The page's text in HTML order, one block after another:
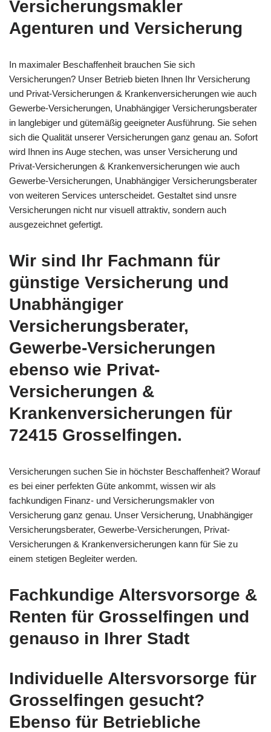
Versicherungsmakler
Agenturen und Versicherung
In maximaler Beschaffenheit brauchen Sie sich
Versicherungen? Unser Betrieb bieten Ihnen Ihr Versicherung
und Privat-Versicherungen & Krankenversicherungen wie auch
Gewerbe-Versicherungen, Unabhängiger Versicherungsberater
in langlebiger und gütemäßig geeigneter Ausführung. Sie sehen
sich die Qualität unserer Versicherungen ganz genau an. Sofort
wird Ihnen ins Auge stechen, was unser Versicherung und
Privat-Versicherungen & Krankenversicherungen wie auch
Gewerbe-Versicherungen, Unabhängiger Versicherungsberater
von weiteren Services unterscheidet. Gestaltet sind unsre
Versicherungen nicht nur visuell attraktiv, sondern auch
ausgezeichnet gefertigt.
Wir sind Ihr Fachmann für
günstige Versicherung und
Unabhängiger
Versicherungsberater,
Gewerbe-Versicherungen
ebenso wie Privat-
Versicherungen &
Krankenversicherungen für
72415 Grosselfingen.
Versicherungen suchen Sie in höchster Beschaffenheit? Worauf
es bei einer perfekten Güte ankommt, wissen wir als
fachkundigen Finanz- und Versicherungsmakler von
Versicherung ganz genau. Unser Versicherung, Unabhängiger
Versicherungsberater, Gewerbe-Versicherungen, Privat-
Versicherungen & Krankenversicherungen kann für Sie zu
einem stetigen Begleiter werden.
Fachkundige Altersvorsorge &
Renten für Grosselfingen und
genauso in Ihrer Stadt
Individuelle Altersvorsorge für
Grosselfingen gesucht?
Ebenso für Betriebliche